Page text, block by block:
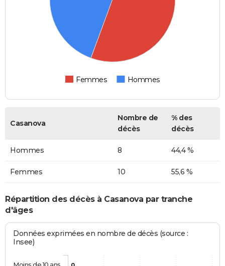
Femmes Hommes
Casanova
Nombre de
décès
% des
décès
Hommes 8 44,4 %
Femmes 10 55,6 %
Répartition des décès à Casanova par tranche
d'âges
Données exprimées en nombre de décès (source :
Insee)
Moins de 10 ans